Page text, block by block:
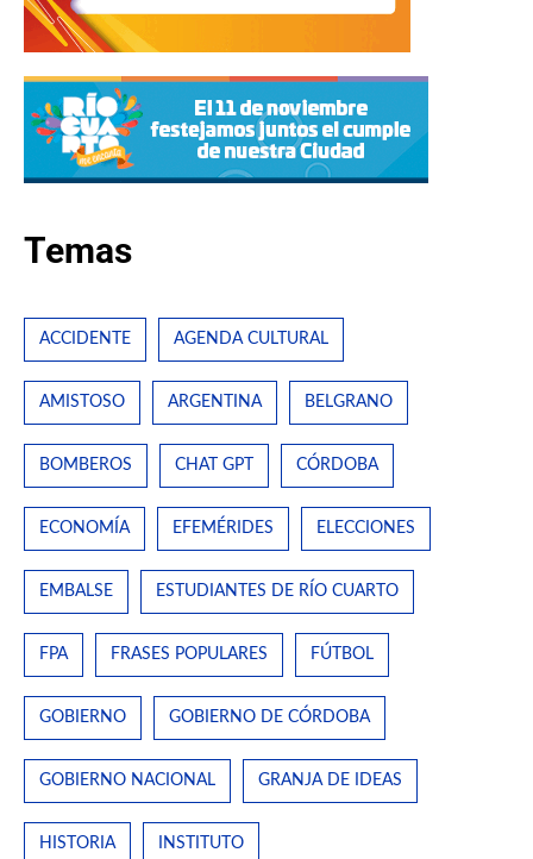
Temas
ACCIDENTE AGENDA CULTURAL
AMISTOSO ARGENTINA BELGRANO
BOMBEROS CHAT GPT CÓRDOBA
ECONOMÍA EFEMÉRIDES ELECCIONES
EMBALSE ESTUDIANTES DE RÍO CUARTO
FPA FRASES POPULARES FÚTBOL
GOBIERNO GOBIERNO DE CÓRDOBA
GOBIERNO NACIONAL GRANJA DE IDEAS
HISTORIA INSTITUTO